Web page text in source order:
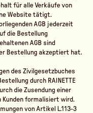
für alle Verkäufe von
Website tätigt.
AGB jederzeit
die Bestellung
AGB sind
Bestellung akzeptiert hat.
des Zivilgesetzbuches
durch RAINETTE
die Zusendung einer
Kunden formalisiert wird.
von Artikel L.113-3